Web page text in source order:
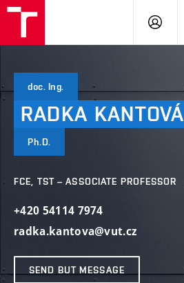
LOG
doc. Ing.
RADKA KANTOVÁ
Ph.D.
FCE, TST – ASSOCIATE PROFESSOR
+420 54114 7974
radka.kantova@vut.cz
SEND BUT MESSAGE